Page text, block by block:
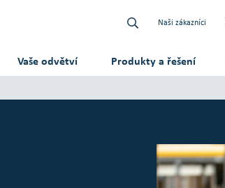
Naši zákazníci
Vaše odvětví Produkty a řešení